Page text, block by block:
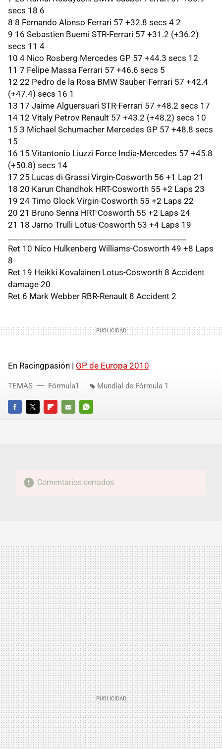
secs 18 6
8 8 Fernando Alonso Ferrari 57 +32.8 secs 4 2
9 16 Sebastien Buemi STR-Ferrari 57 +31.2 (+36.2)
secs 11 4
10 4 Nico Rosberg Mercedes GP 57 +44.3 secs 12
11 7 Felipe Massa Ferrari 57 +46.6 secs 5
12 22 Pedro de la Rosa BMW Sauber-Ferrari 57 +42.4
(+47.4) secs 16 1
13 17 Jaime Alguersuari STR-Ferrari 57 +48.2 secs 17
14 12 Vitaly Petrov Renault 57 +43.2 (+48.2) secs 10
15 3 Michael Schumacher Mercedes GP 57 +48.8 secs
15
16 15 Vitantonio Liuzzi Force India-Mercedes 57 +45.8
(+50.8) secs 14
17 25 Lucas di Grassi Virgin-Cosworth 56 +1 Lap 21
18 20 Karun Chandhok HRT-Cosworth 55 +2 Laps 23
19 24 Timo Glock Virgin-Cosworth 55 +2 Laps 22
20 21 Bruno Senna HRT-Cosworth 55 +2 Laps 24
21 18 Jarno Trulli Lotus-Cosworth 53 +4 Laps 19
Ret 10 Nico Hulkenberg Williams-Cosworth 49 +8 Laps
8
Ret 19 Heikki Kovalainen Lotus-Cosworth 8 Accident
damage 20
Ret 6 Mark Webber RBR-Renault 8 Accident 2
En Racingpasión | GP de Europa 2010
FACEBOOKTWITTERFLIPBOARD
E-
WHATSAPP
TEMAS Fórmula1 Mundial de Fórmula 1
Comentarios cerrados